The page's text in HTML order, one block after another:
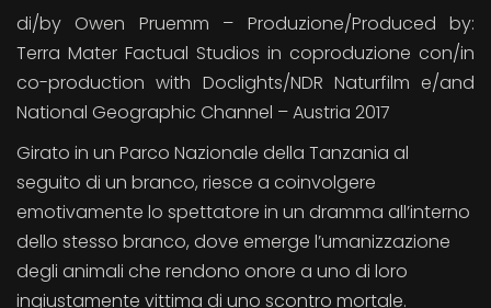
di/by Owen Pruemm – Produzione/Produced by:
Terra Mater Factual Studios in coproduzione con/in
co-production with Doclights/NDR Naturfilm e/and
National Geographic Channel – Austria 2017
Girato in un Parco Nazionale della Tanzania al
seguito di un branco, riesce a coinvolgere
emotivamente lo spettatore in un dramma all’interno
dello stesso branco, dove emerge l’umanizzazione
degli animali che rendono onore a uno di loro
ingiustamente vittima di uno scontro mortale.